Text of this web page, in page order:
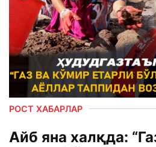
РОСТ ХАБАРЛАР
Айб яна халқда: